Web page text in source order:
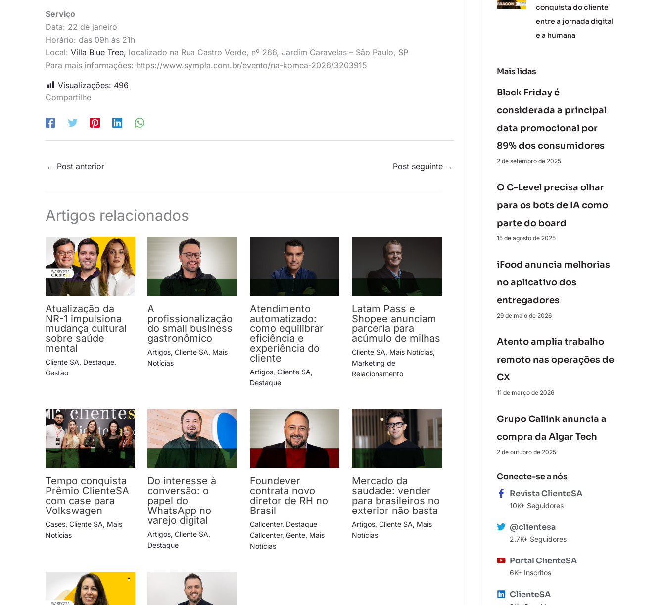
Serviço
Data: 22 de janeiro
Horário: das 09h às 21h
Local: Villa Blue Tree, localizado na Rua Castro Verde, nº 266, Jardim Caravelas – São Paulo, SP
Para mais informações: https://www.sympla.com.br/evento/na-komea-2026/3203915
Visualizações: 496
Compartilhe
← Post anterior Post seguinte →
Artigos relacionados
Atualização da
NR-1 impulsiona
mudança cultural
sobre saúde
mental
Cliente SA, Destaque,
Gestão
A
profissionalização
do small business
gastronômico
Artigos,Cliente SA, Mais
Notícias
Atendimento
automatizado:
como equilibrar
eficiência e
experiência do
cliente
Artigos, Cliente SA,
Destaque
Latam Pass e
Shopee anunciam
parceria para
acúmulo de milhas
Cliente SA, Mais Notícias,
Marketing de
Relacionamento
Tempo conquista
Prêmio ClienteSA
com case para
Volkswagen
Cases, Cliente SA, Mais
Notícias
Do interesse à
conversão: o
papel do
WhatsApp no
varejo digital
Artigos,Cliente SA,
Destaque
Foundever
contrata novo
diretor de RH no
Brasil
Callcenter, Destaque
Callcenter, Gente, Mais
Notícias
Mercado da
saudade: vender
para brasileiros no
exterior não basta
Artigos,Cliente SA, Mais
Notícias
conquista do cliente
entre a jornada digital
e a humana
Mais lidas
Black Friday é
considerada a principal
data promocional por
89% dos consumidores
2 de setembro de 2025
O C-Level precisa olhar
para os bots de IA como
parte do board
15 de agosto de 2025
iFood anuncia melhorias
no aplicativo dos
entregadores
29 de maio de 2026
Atento amplia trabalho
remoto nas operações de
CX
11 de março de 2026
Grupo Callink anuncia a
compra da Algar Tech
2 de outubro de 2025
Conecte-se a nós
Revista ClienteSA
10K+ Seguidores
@clientesa
2.7K+ Seguidores
Portal ClienteSA
6K+ Inscritos
ClienteSA